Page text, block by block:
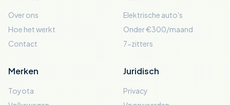
Over ons
Hoe het werkt
Contact
Elektrische auto's
Onder €300/maand
7-zitters
Merken
Toyota
Juridisch
Privacy